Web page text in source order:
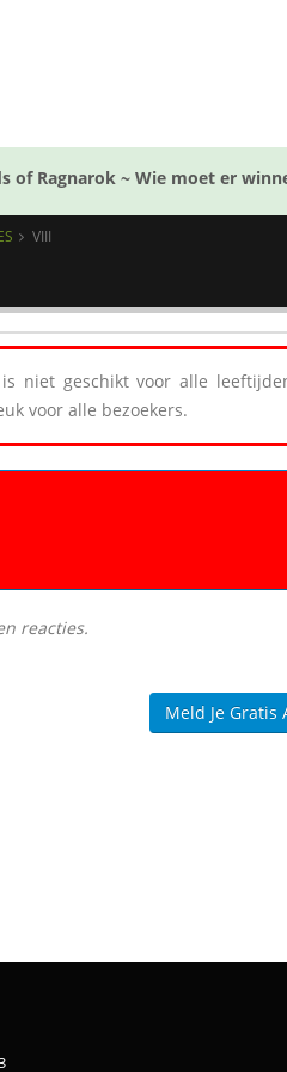
of Ragnarok ~ Wie moet er
VIII
is niet geschikt voor alle
voor alle bezoekers.
reacties.
Meld Je Gratis